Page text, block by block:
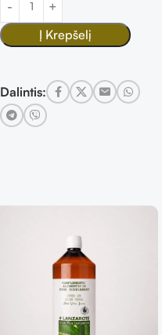
Į Krepšelį
Dalintis: